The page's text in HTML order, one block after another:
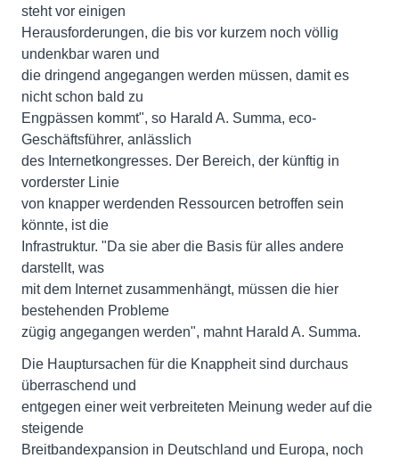
steht vor einigen
Herausforderungen, die bis vor kurzem noch völlig
undenkbar waren und
die dringend angegangen werden müssen, damit es
nicht schon bald zu
Engpässen kommt", so Harald A. Summa, eco-
Geschäftsführer, anlässlich
des Internetkongresses. Der Bereich, der künftig in
vorderster Linie
von knapper werdenden Ressourcen betroffen sein
könnte, ist die
Infrastruktur. "Da sie aber die Basis für alles andere
darstellt, was
mit dem Internet zusammenhängt, müssen die hier
bestehenden Probleme
zügig angegangen werden", mahnt Harald A. Summa.
Die Hauptursachen für die Knappheit sind durchaus
überraschend und
entgegen einer weit verbreiteten Meinung weder auf die
steigende
Breitbandexpansion in Deutschland und Europa, noch